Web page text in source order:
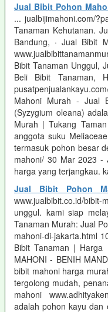
Jual Bibit Pohon
... jualbijimahoni.com/
Tanaman Kehutanan.
Bandung, · Jual Bibit
Bibit Tanaman Unggul,
Beli Bibit Tanaman,
Mahoni Murah - Jual
(Syzygium oleana)
Murah | Tukang
anggota suku
termasuk pohon besar
mahoni/ 30 Mar 2023 -
harga yang terjangkau.
Jual Bibit Pohon
www.jualbibit.co.id/
unggul. kami siap
Tanaman Murah: Jual
mahoni-di-jakarta.html
Bibit Tanaman | Harga
MAHONI - BENIH
bibit mahoni harga
tergolong mudah,
mahoni
adalah pohon kayu dan